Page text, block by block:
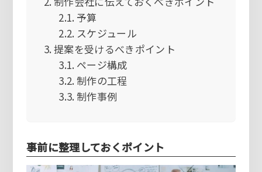
予算
スケジュール
提案を受けるべきポイント
ページ構成
制作の工程
制作事例
事前に整理しておくポイント